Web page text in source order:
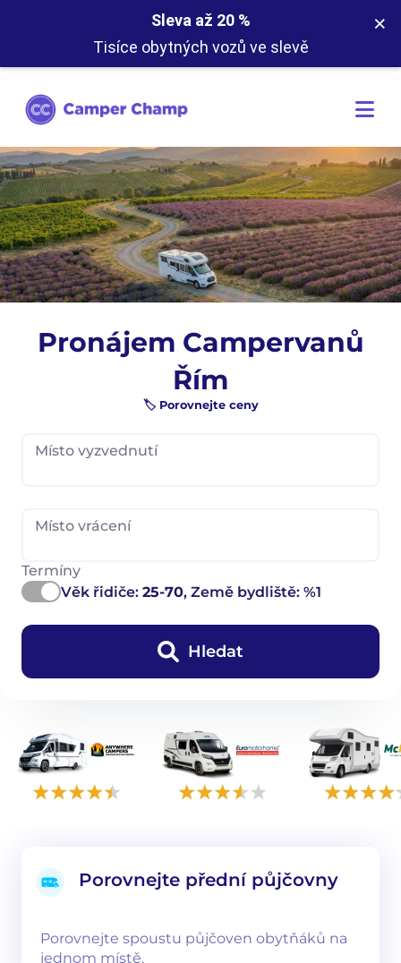
Sleva až 20 %
Tisíce obytných vozů ve slevě
×
Pronájem Campervanů
Řím
🏷️ Porovnejte ceny
Místo vyzvednutí
Místo vrácení
Termíny
Věk řidiče: 25-70, Země bydliště: %1
Hledat
Porovnejte přední půjčovny
Porovnejte spoustu půjčoven obytňáků na
jednom místě.